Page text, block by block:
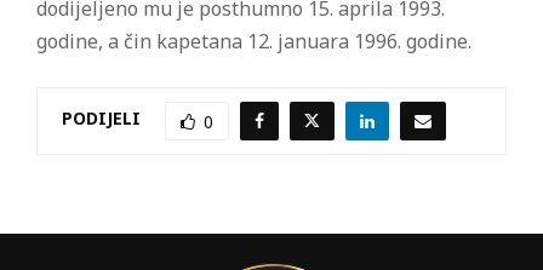
dodijeljeno mu je posthumno 15. aprila 1993.
godine, a čin kapetana 12. januara 1996. godine.
PODIJELI 0